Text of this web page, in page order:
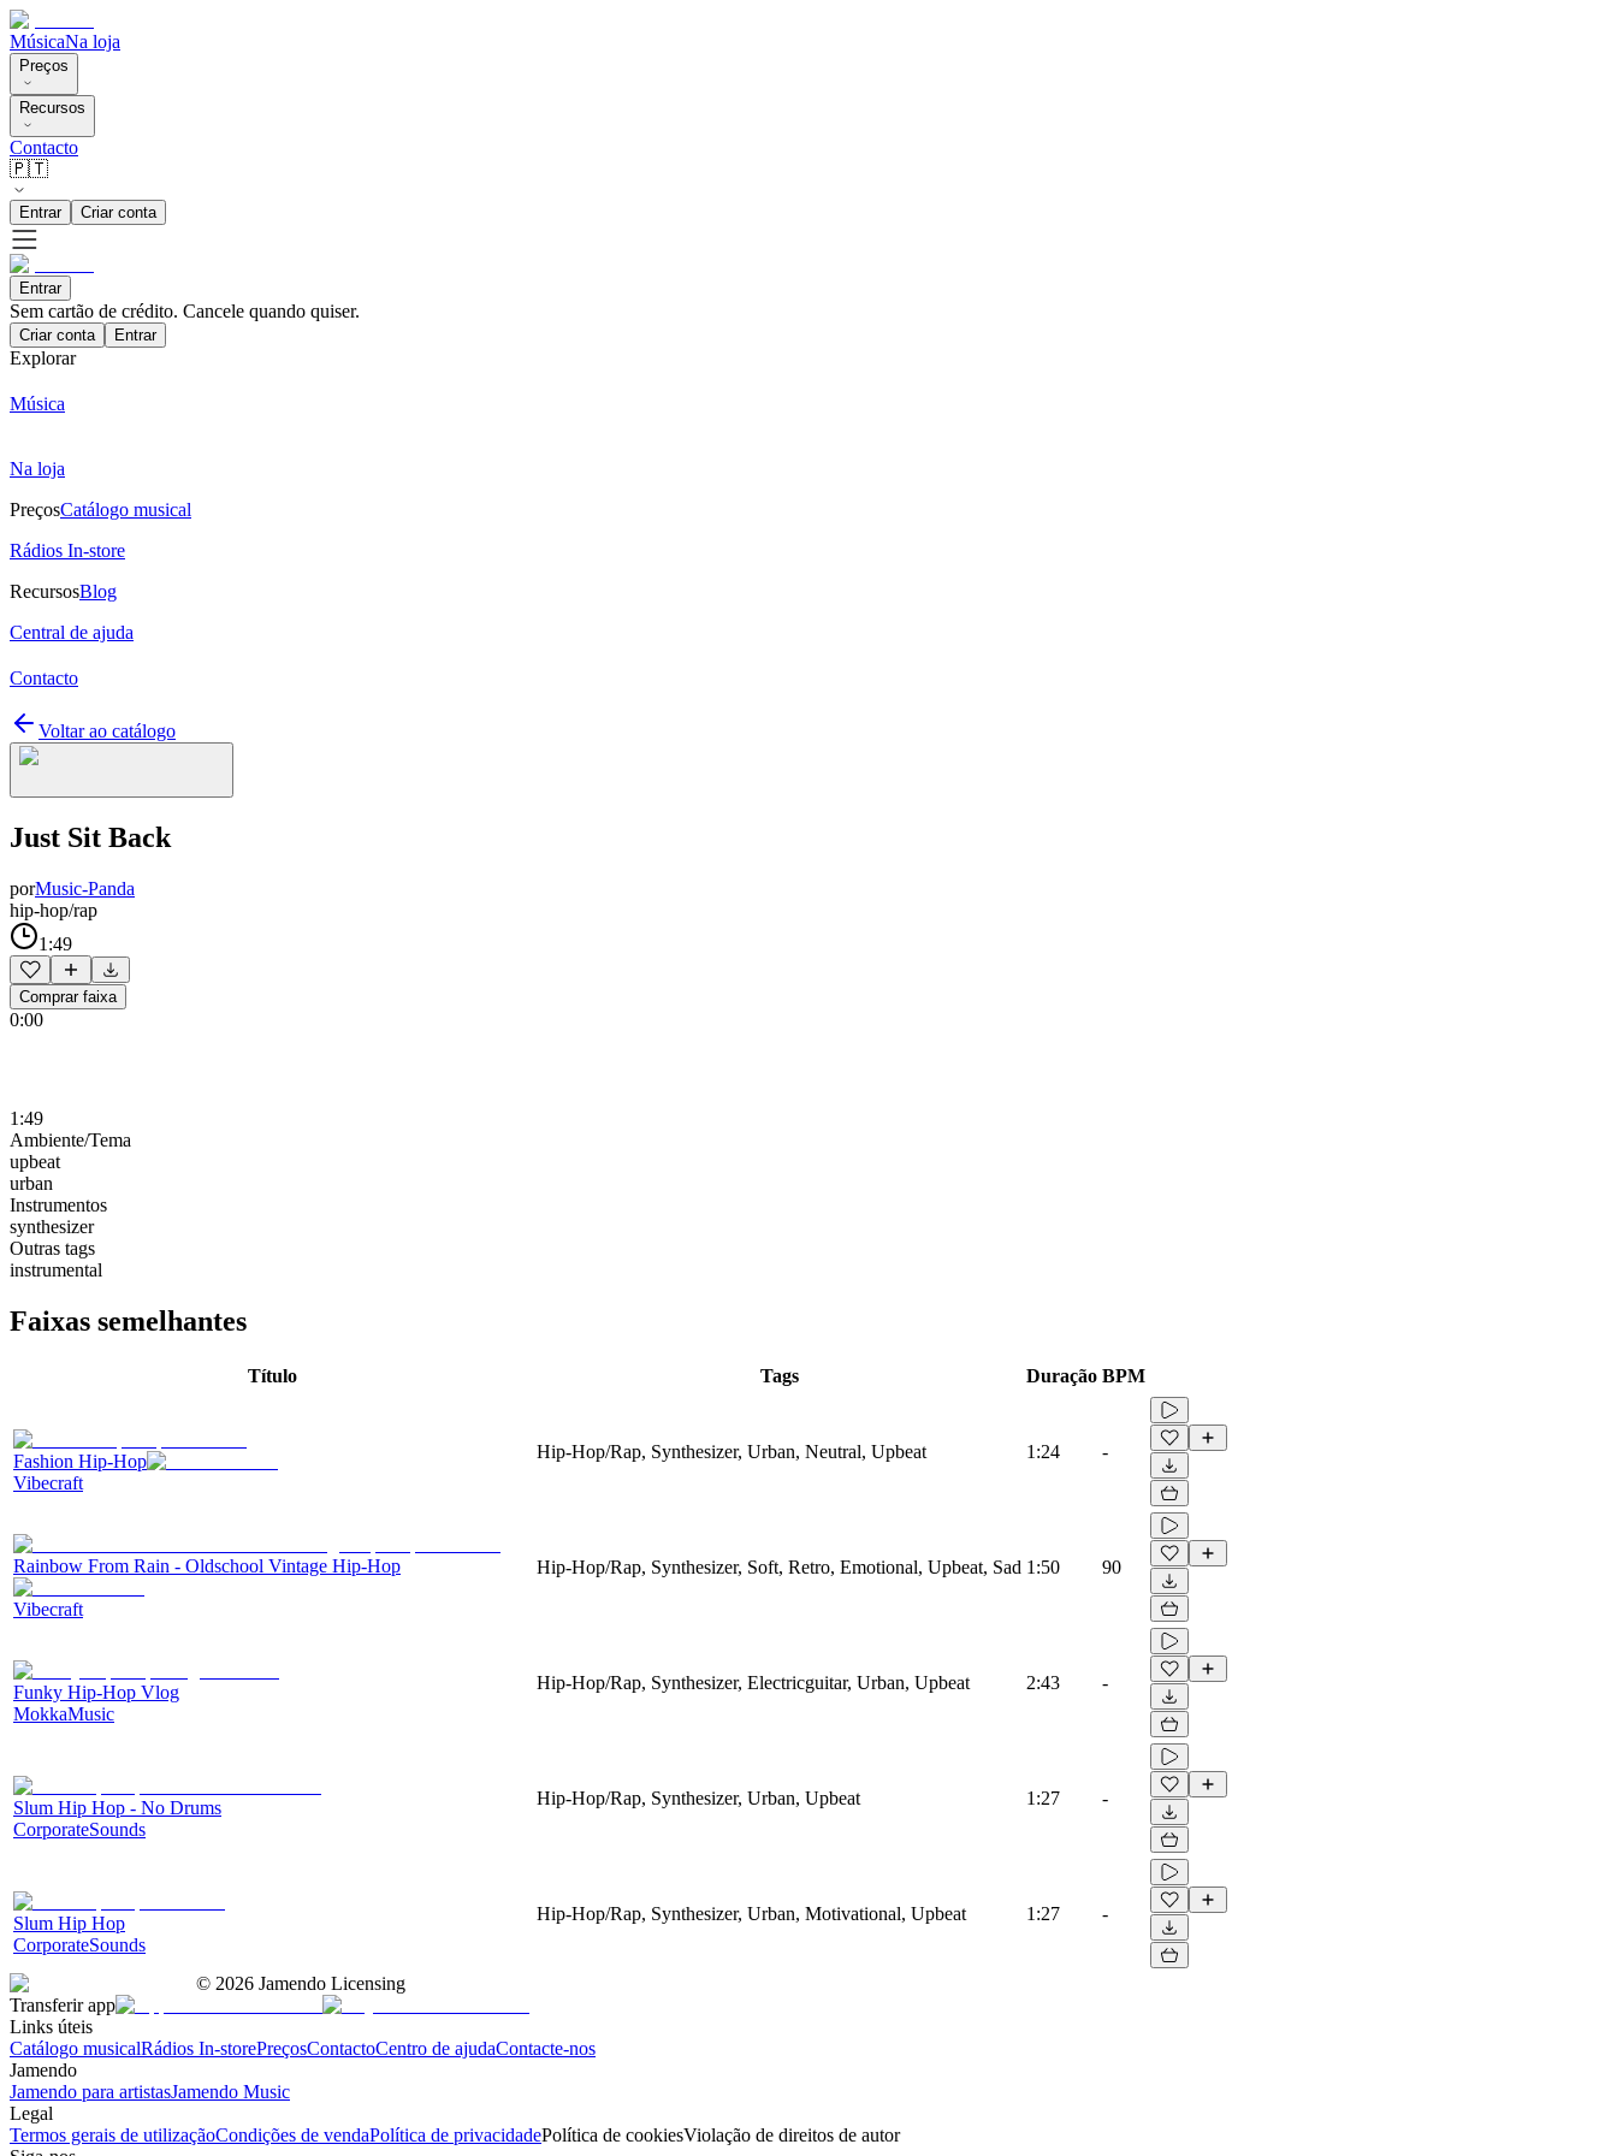
MúsicaNa loja
Preços
Recursos
Contacto
🇵🇹
Entrar Criar conta
Entrar
Sem cartão de crédito. Cancele quando quiser.
Criar conta Entrar
Explorar
Música
Na loja
PreçosCatálogo musical
Rádios In-store
RecursosBlog
Central de ajuda
Contacto
Voltar ao catálogo
Just Sit Back
porMusic-Panda
hip-hop/rap
1:49
Comprar faixa
0:00
1:49
Ambiente/Tema
upbeat
urban
Instrumentos
synthesizer
Outras tags
instrumental
Faixas semelhantes
Título Tags Duração BPM
Fashion Hip-Hop
Vibecraft
Hip-Hop/Rap, Synthesizer, Urban, Neutral, Upbeat 1:24 -
Rainbow From Rain - Oldschool Vintage Hip-Hop
Vibecraft
Hip-Hop/Rap, Synthesizer, Soft, Retro, Emotional, Upbeat, Sad 1:50 90
Funky Hip-Hop Vlog
MokkaMusic
Hip-Hop/Rap, Synthesizer, Electricguitar, Urban, Upbeat 2:43 -
Slum Hip Hop - No Drums
CorporateSounds
Hip-Hop/Rap, Synthesizer, Urban, Upbeat 1:27 -
Slum Hip Hop
CorporateSounds
Hip-Hop/Rap, Synthesizer, Urban, Motivational, Upbeat 1:27 -
© 2026 Jamendo Licensing
Transferir app
Links úteis
Catálogo musicalRádios In-storePreçosContactoCentro de ajudaContacte-nos
Jamendo
Jamendo para artistasJamendo Music
Legal
Termos gerais de utilizaçãoCondições de vendaPolítica de privacidadePolítica de cookiesViolação de direitos de autor